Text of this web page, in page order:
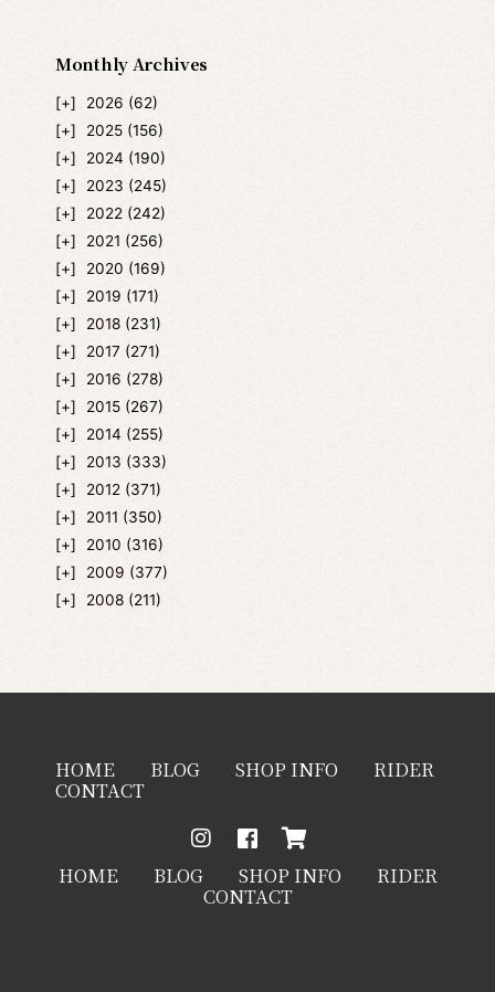
Monthly Archives
2026 (62)
2025 (156)
2024 (190)
2023 (245)
2022 (242)
2021 (256)
2020 (169)
2019 (171)
2018 (231)
2017 (271)
2016 (278)
2015 (267)
2014 (255)
2013 (333)
2012 (371)
2011 (350)
2010 (316)
2009 (377)
2008 (211)
HOME BLOG SHOP INFO RIDER
CONTACT
HOME BLOG SHOP INFO RIDER
CONTACT